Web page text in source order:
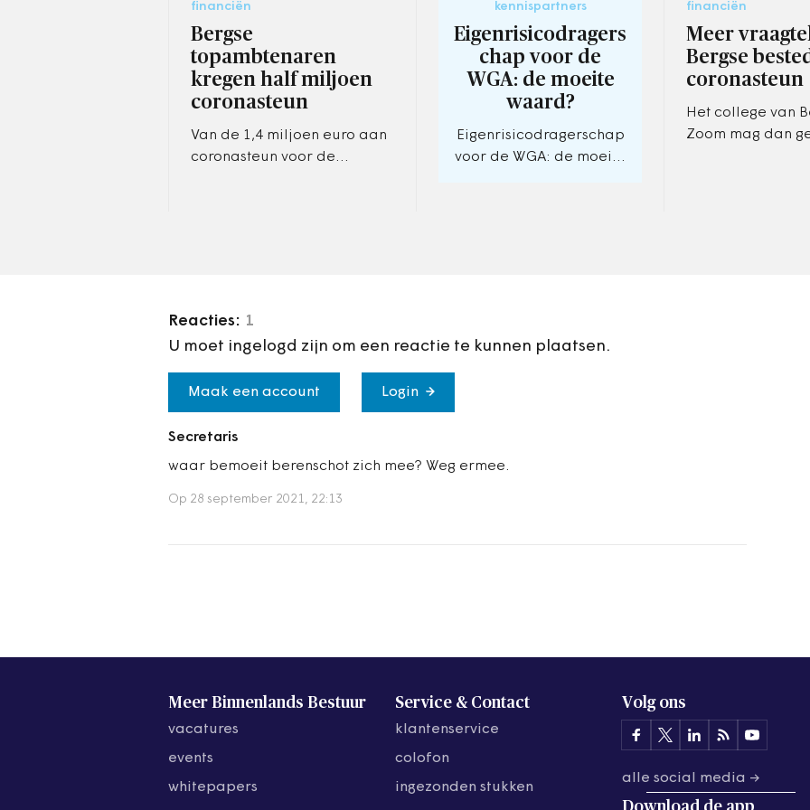
financiën
Bergse
topambtenaren
kregen half miljoen
coronasteun
Van de 1,4 miljoen euro aan
coronasteun voor de
kennispartners
Eigenrisicodragers
chap voor de
WGA: de moeite
waard?
Eigenrisicodragerschap
voor de WGA: de moeite
financiën
Meer
Bergse
coronasteun
Het college van
Zoom mag dan
Reacties: 1
U moet ingelogd zijn om een reactie te kunnen plaatsen.
Maak een account Login
Secretaris
waar bemoeit berenschot zich mee? Weg ermee.
Op 28 september 2021, 22:13
Meer Binnenlands Bestuur
vacatures
events
whitepapers
Service & Contact
klantenservice
colofon
ingezonden stukken
Volg ons
alle social media →